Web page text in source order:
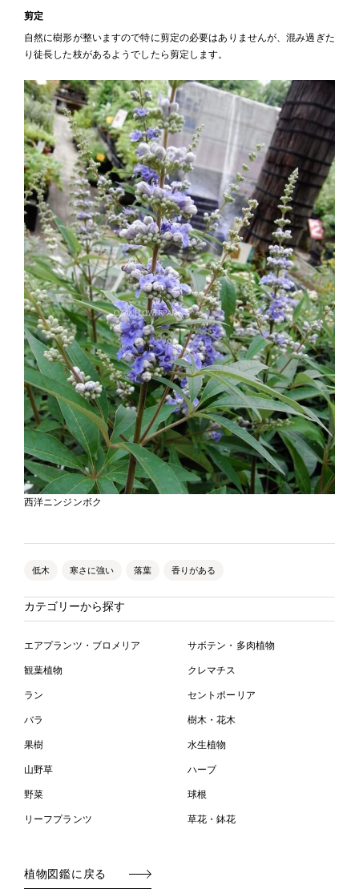
剪定
自然に樹形が整いますので特に剪定の必要はありませんが、混み過ぎた
り徒長した枝があるようでしたら剪定します。
西洋ニンジンボク
低木 寒さに強い 落葉 香りがある
カテゴリーから探す
エアプランツ・ブロメリア サボテン・多肉植物
観葉植物 クレマチス
ラン セントポーリア
バラ 樹木・花木
果樹 水生植物
山野草 ハーブ
野菜 球根
リーフプランツ 草花・鉢花
植物図鑑に戻る